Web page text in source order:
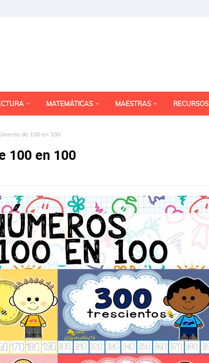
MATEMÁTICAS MAESTRAS RECURSOS
de 100 en 100
100 en 100